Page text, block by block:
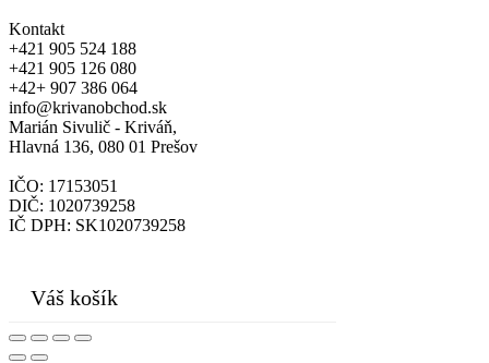
Kontakt
+421 905 524 188
+421 905 126 080
+42+ 907 386 064
info@krivanobchod.sk
Marián Sivulič - Kriváň,
Hlavná 136, 080 01 Prešov
IČO: 17153051
DIČ: 1020739258
IČ DPH: SK1020739258
Váš košík